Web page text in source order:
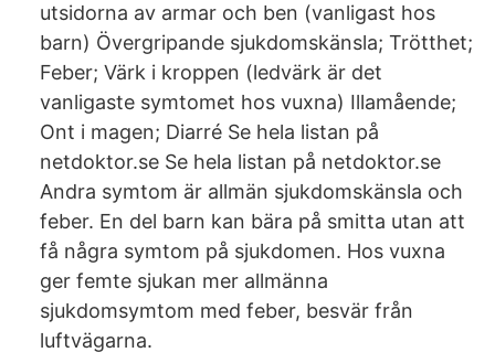
utsidorna av armar och ben (vanligast hos
barn) Övergripande sjukdomskänsla; Trötthet;
Feber; Värk i kroppen (ledvärk är det
vanligaste symtomet hos vuxna) Illamående;
Ont i magen; Diarré Se hela listan på
netdoktor.se Se hela listan på netdoktor.se
Andra symtom är allmän sjukdomskänsla och
feber. En del barn kan bära på smitta utan att
få några symtom på sjukdomen. Hos vuxna
ger femte sjukan mer allmänna
sjukdomsymtom med feber, besvär från
luftvägarna.